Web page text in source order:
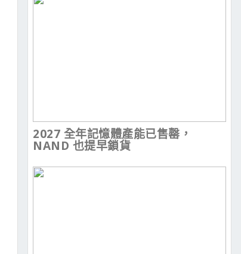
2027 全年記憶體產能已售罄，
NAND 也提早鎖貨